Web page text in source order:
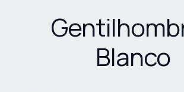
Blanco